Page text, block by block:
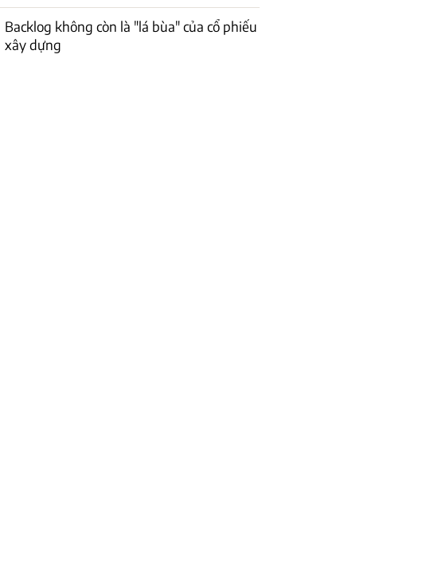
Backlog không còn là "lá bùa" của cổ phiếu
xây dựng